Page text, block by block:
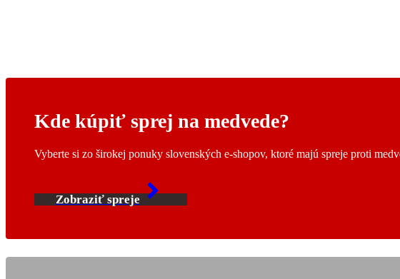
Kde kúpiť sprej na medvede?
Vyberte si zo širokej ponuky slovenských e-shopov, ktoré majú spreje proti
Zobraziť spreje